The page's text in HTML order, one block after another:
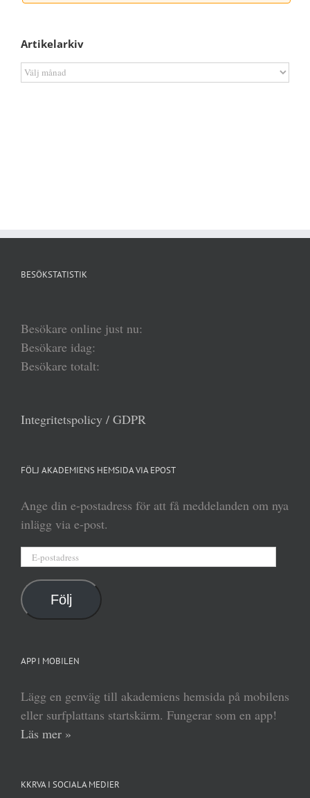
Artikelarkiv
Artikelarkiv
BESÖKSTATISTIK
Besökare online just nu:
Besökare idag:
Besökare totalt:
Integritetspolicy / GDPR
FÖLJ AKADEMIENS HEMSIDA VIA EPOST
Ange din e-postadress för att få meddelanden om nya
inlägg via e-post.
Följ
APP I MOBILEN
Lägg en genväg till akademiens hemsida på mobilens
eller surfplattans startskärm. Fungerar som en app!
Läs mer »
KKRVA I SOCIALA MEDIER